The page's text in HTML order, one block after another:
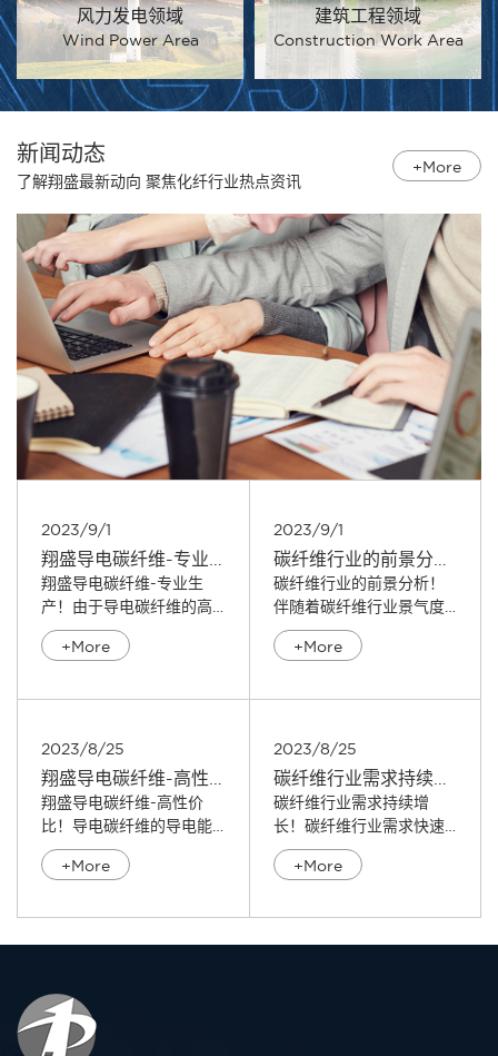
风力发电领域
Wind Power Area
建筑工程领域
Construction Work Area
新闻动态
了解翔盛最新动向 聚焦化纤行业热点资讯
+More
2023/9/1
翔盛导电碳纤维-专业生
产！由于导电碳纤维的高
导电性，其在涂料...
+More
2023/9/1
碳纤维行业的前景分析！
伴随着碳纤维行业景气度
的持续提升，叠加...
+More
2023/8/25
翔盛导电碳纤维-高性价
比！导电碳纤维的导电能
力取决于碳纤维是...
+More
2023/8/25
碳纤维行业需求持续增
长！碳纤维行业需求快速
增长，伴随国内企业...
+More